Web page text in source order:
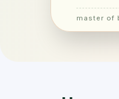
master of